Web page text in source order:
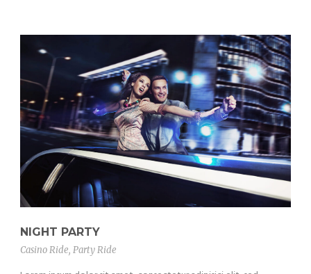
NIGHT PARTY
Casino Ride, Party Ride